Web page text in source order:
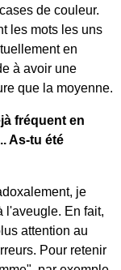
de couleur.
les mots les uns
en
à avoir une
que la moyenne.
fréquent en
As-tu été
je
l'aveugle. En fait,
attention au
Pour retenir